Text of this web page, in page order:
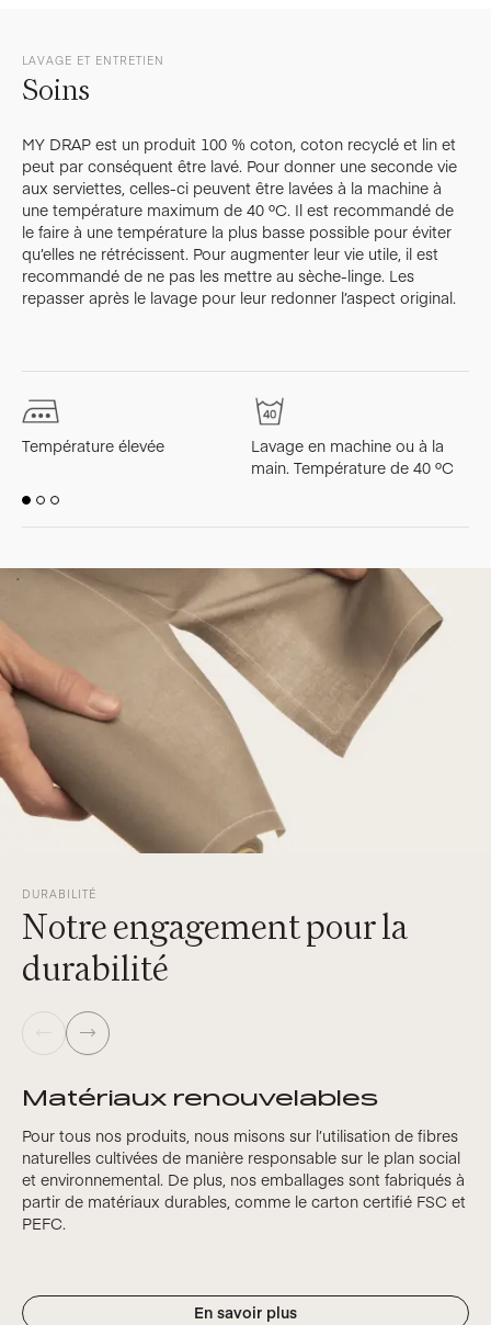
LAVAGE ET ENTRETIEN
Soins
MY DRAP est un produit 100 % coton, coton recyclé et lin et
peut par conséquent être lavé. Pour donner une seconde vie
aux serviettes, celles-ci peuvent être lavées à la machine à
une température maximum de 40 ºC. Il est recommandé de
le faire à une température la plus basse possible pour éviter
qu’elles ne rétrécissent. Pour augmenter leur vie utile, il est
recommandé de ne pas les mettre au sèche-linge. Les
repasser après le lavage pour leur redonner l’aspect original.
Température élevée
Lavage en machine ou à la
main. Température de 40 ºC
DURABILITÉ
Notre engagement pour la
durabilité
Matériaux renouvelables
Pour tous nos produits, nous misons sur l’utilisation de fibres
naturelles cultivées de manière responsable sur le plan social
et environnemental. De plus, nos emballages sont fabriqués à
partir de matériaux durables, comme le carton certifié FSC et
PEFC.
En savoir plus